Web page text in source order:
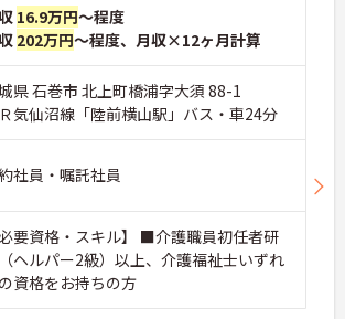
16.9万円～程度
202万円～程度、月収×12ヶ月計算
県 石巻市 北上町橋浦字大須 88-1
気仙沼線「陸前横山駅」バス・車24分
社員・嘱託社員
必要資格・スキル】 ■介護職員初任者研
ヘルパー2級）以上、介護福祉士いずれ
資格をお持ちの方